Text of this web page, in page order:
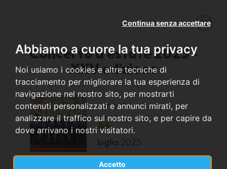
Abbiamo a cuore la tua privacy
Noi usiamo i cookies e altre tecniche di
tracciamento per migliorare la tua esperienza di
navigazione nel nostro sito, per mostrarti
contenuti personalizzati e annunci mirati, per
analizzare il traffico sul nostro sito, e per capire da
dove arrivano i nostri visitatori.
Accetto
Continua senza accettare
Concerto d'estate 2025 -
XXV edizione
venerdì
4
luglio 2025